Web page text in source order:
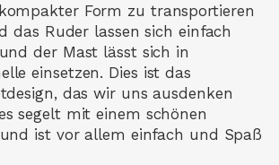
Form zu transportieren
das Ruder lassen sich einfach
der Mast lässt sich in
einsetzen. Dies ist das
das wir uns ausdenken
segelt mit einem schönen
ist vor allem einfach und Spaß